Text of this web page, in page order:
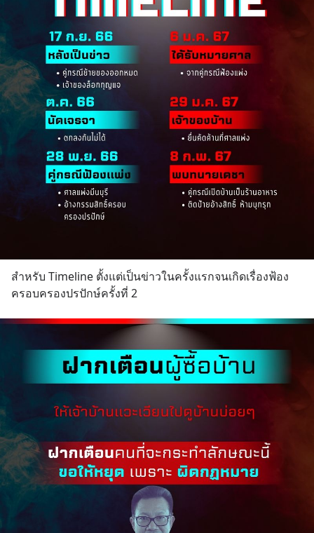
สำหรับ Timeline ตั้งแต่เป็นข่าวในครั้งแรกจนเกิดเรื่องฟ้อง
ครอบครองปรปักษ์ครั้งที่ 2